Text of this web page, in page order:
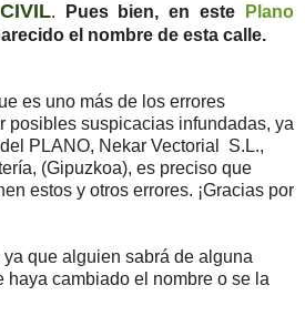
. Pues bien, en este
Plano
el nombre de esta calle.
es uno más de los errores
posibles suspicacias infundadas, ya
PLANO, Nekar Vectorial S.L.,
(Gipuzkoa), es preciso que
estos y otros errores. ¡Gracias por
que alguien sabrá de alguna
haya cambiado el nombre o se la